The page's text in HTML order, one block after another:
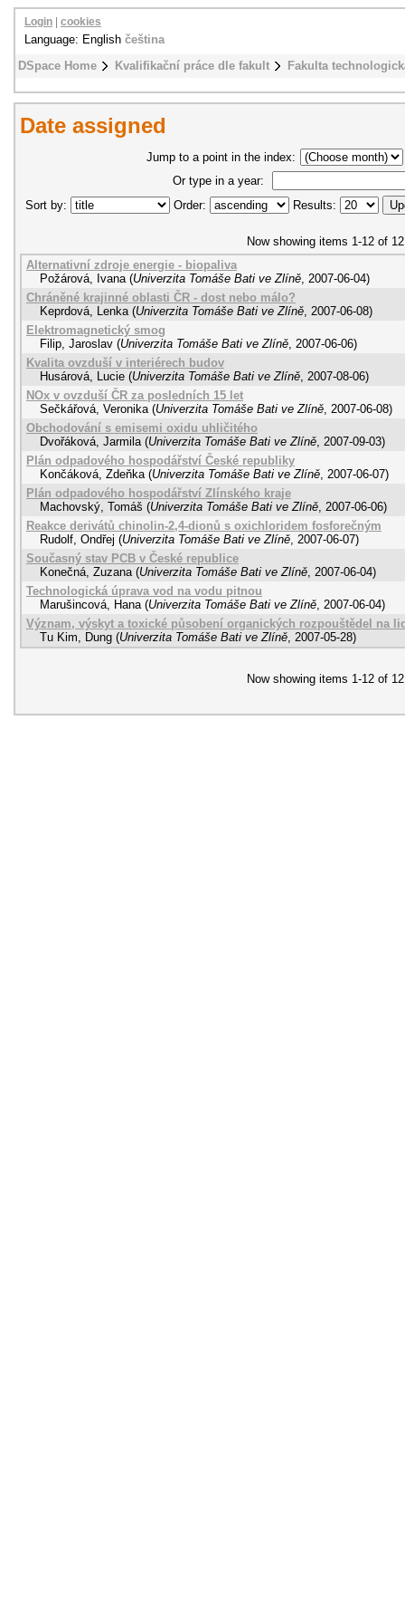
DSpace Home Kvalifikační práce dle fakult Fakulta
Login cookies
Language: English čeština
Date assigned
Jump to a point in the index:
Or type in a year:
Sort by:
Order: Results:
Now showing items 1-12 of 12
Alternativní zdroje energie - biopaliva
Požárová, Ivana (Univerzita Tomáše Bati ve Zlíně, 2007-06-04)
Chráněné krajinné oblasti ČR - dost nebo málo?
Keprdová, Lenka (Univerzita Tomáše Bati ve Zlíně, 2007-06-08)
Elektromagnetický smog
Filip, Jaroslav (Univerzita Tomáše Bati ve Zlíně, 2007-06-06)
Kvalita ovzduší v interiérech budov
Husárová, Lucie (Univerzita Tomáše Bati ve Zlíně, 2007-08-06)
NOx v ovzduší ČR za posledních 15 let
Sečkářová, Veronika (Univerzita Tomáše Bati ve Zlíně, 2007-06-08)
Obchodování s emisemi oxidu uhličitého
Dvořáková, Jarmila (Univerzita Tomáše Bati ve Zlíně, 2007-09-03)
Plán odpadového hospodářství České republiky
Končáková, Zdeňka (Univerzita Tomáše Bati ve Zlíně, 2007-06-07)
Plán odpadového hospodářství Zlínského kraje
Machovský, Tomáš (Univerzita Tomáše Bati ve Zlíně, 2007-06-06)
Reakce derivátů chinolin-2,4-dionů s oxichloridem fosforečným
Rudolf, Ondřej (Univerzita Tomáše Bati ve Zlíně, 2007-06-07)
Současný stav PCB v České republice
Konečná, Zuzana (Univerzita Tomáše Bati ve Zlíně, 2007-06-04)
Technologická úprava vod na vodu pitnou
Marušincová, Hana (Univerzita Tomáše Bati ve Zlíně, 2007-06-04)
Význam, výskyt a toxické působení organických rozpouštědel na
Tu Kim, Dung (Univerzita Tomáše Bati ve Zlíně, 2007-05-28)
Now showing items 1-12 of 12